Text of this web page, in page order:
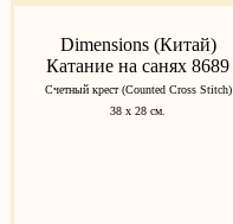
Dimensions (Китай)
Катание на санях 8689
Счетный крест (Counted Cross Stitch)
38 х 28 см.